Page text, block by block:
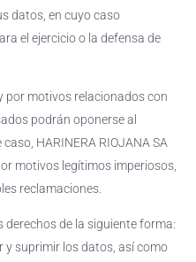
datos, en cuyo caso
el ejercicio o la defensa de
por motivos relacionados con
podrán oponerse al
HARINERA RIOJANA SA
motivos legítimos imperiosos,
reclamaciones.
de la siguiente forma:
y suprimir los datos, así como